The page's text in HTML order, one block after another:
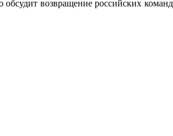
возвращение российских команд